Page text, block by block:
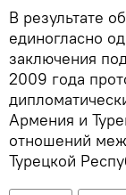
В результате
единогласно
заключения
2009 года
Армения и
отношений
Турецкой